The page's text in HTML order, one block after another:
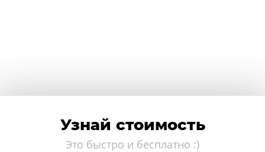
Узнай стоимость
Это быстро и бесплатно :)